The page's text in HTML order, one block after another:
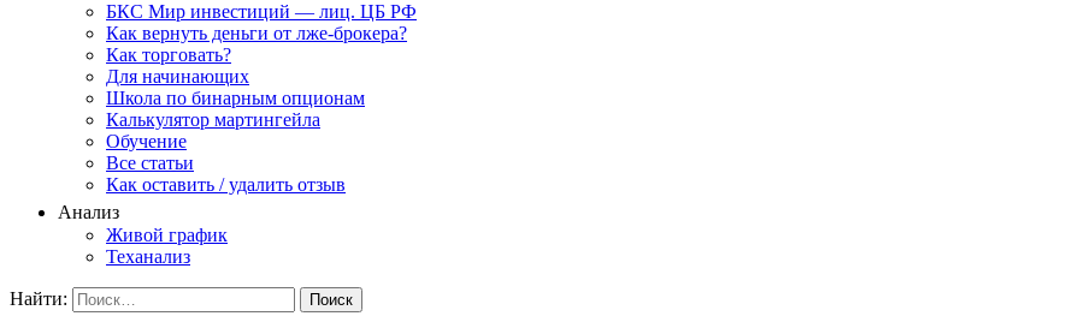
БКС Мир инвестиций — лиц. ЦБ РФ
Как вернуть деньги от лже-брокера?
Как торговать?
Для начинающих
Школа по бинарным опционам
Калькулятор мартингейла
Обучение
Все статьи
Как оставить / удалить отзыв
Анализ
Живой график
Теханализ
Найти: